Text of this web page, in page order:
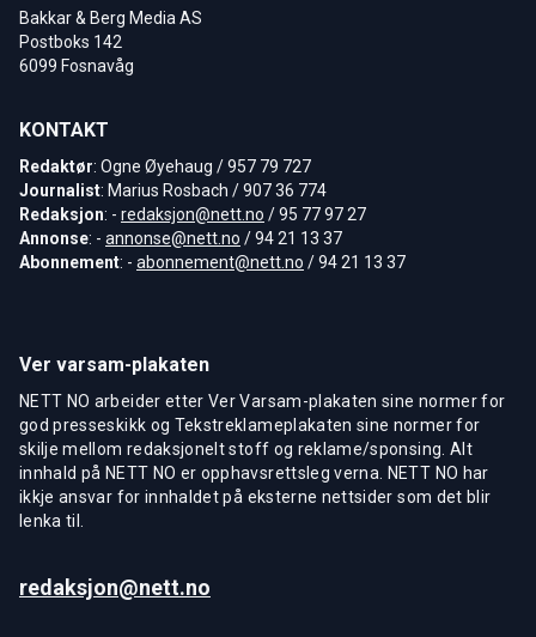
Bakkar & Berg Media AS
Postboks 142
6099 Fosnavåg
KONTAKT
Redaktør: Ogne Øyehaug / 957 79 727
Journalist: Marius Rosbach / 907 36 774
Redaksjon: - redaksjon@nett.no / 95 77 97 27
Annonse: - annonse@nett.no / 94 21 13 37
Abonnement: - abonnement@nett.no / 94 21 13 37
Ver varsam-plakaten
NETT NO arbeider etter Ver Varsam-plakaten sine normer for
god presseskikk og Tekstreklameplakaten sine normer for
skilje mellom redaksjonelt stoff og reklame/sponsing. Alt
innhald på NETT NO er opphavsrettsleg verna. NETT NO har
ikkje ansvar for innhaldet på eksterne nettsider som det blir
lenka til.
redaksjon@nett.no